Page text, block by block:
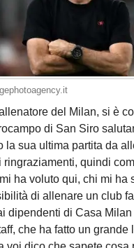
del Milan, si è
di San Siro
la sua ultima partita da
ringraziamenti, quindi
ha voluto qui, chi mi ha
di allenare un club
dipendenti di Casa
che ha fatto un grande